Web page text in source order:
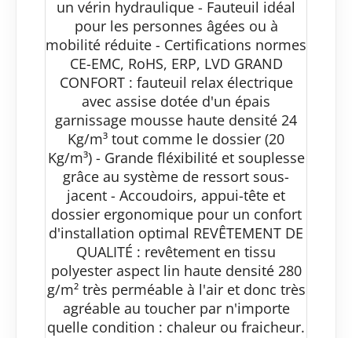
un vérin hydraulique - Fauteuil idéal
pour les personnes âgées ou à
mobilité réduite - Certifications normes
CE-EMC, RoHS, ERP, LVD GRAND
CONFORT : fauteuil relax électrique
avec assise dotée d'un épais
garnissage mousse haute densité 24
Kg/m³ tout comme le dossier (20
Kg/m³) - Grande fléxibilité et souplesse
grâce au système de ressort sous-
jacent - Accoudoirs, appui-tête et
dossier ergonomique pour un confort
d'installation optimal REVÊTEMENT DE
QUALITÉ : revêtement en tissu
polyester aspect lin haute densité 280
g/m² très perméable à l'air et donc très
agréable au toucher par n'importe
quelle condition : chaleur ou fraicheur.